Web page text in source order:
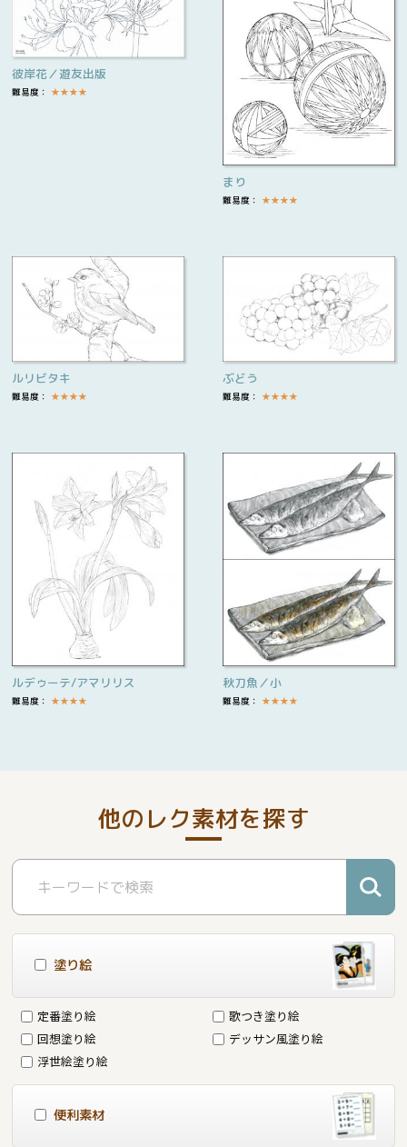
彼岸花／遊友出版
難易度： ★★★★
まり
難易度： ★★★★
ルリビタキ
難易度： ★★★★
ぶどう
難易度： ★★★★
ルデゥーテ/アマリリス
難易度： ★★★★
秋刀魚／小
難易度： ★★★★
他のレク素材を探す
塗り絵
定番塗り絵
歌つき塗り絵
回想塗り絵
デッサン風塗り絵
浮世絵塗り絵
便利素材